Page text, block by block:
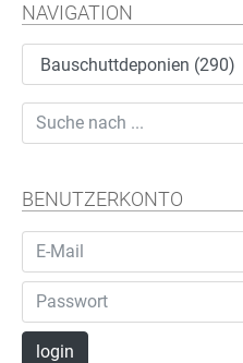
NAVIGATION
BENUTZERKONTO
login